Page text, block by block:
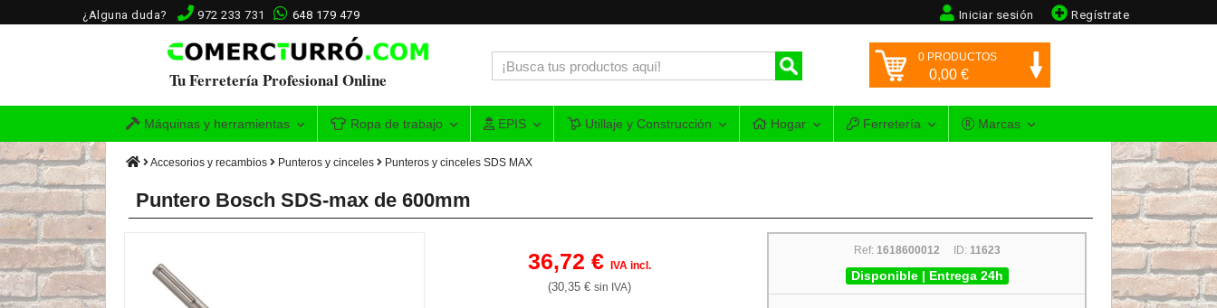
¿Alguna duda? 972 233 731 648 179 479 Regístrate
Iniciar sesión
Tu Ferretería Profesional Online
0 PRODUCTOS
0,00 €
Máquinas y herramientas Ropa de trabajo EPIS Utillaje y Construcción Hogar Ferretería Marcas
Accesorios y recambios Punteros y cinceles Punteros y cinceles SDS MAX
Puntero Bosch SDS-max de 600mm
36,72 €IVA incl.
(30,35 €sin IVA)
Ref: 1618600012 ID: 11623
Disponible | Entrega 24h